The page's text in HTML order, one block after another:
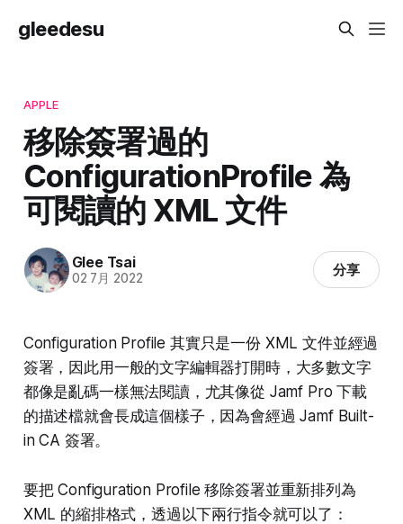
gleedesu
APPLE
移除簽署過的
ConfigurationProfile 為
可閱讀的 XML 文件
Glee Tsai
02 7月 2022 分享
Configuration Profile 其實只是一份 XML 文件並經過
簽署，因此用一般的文字編輯器打開時，大多數文字
都像是亂碼一樣無法閱讀，尤其像從 Jamf Pro 下載
的描述檔就會長成這個樣子，因為會經過 Jamf Built-
in CA 簽署。
要把 Configuration Profile 移除簽署並重新排列為
XML 的縮排格式，透過以下兩行指令就可以了：